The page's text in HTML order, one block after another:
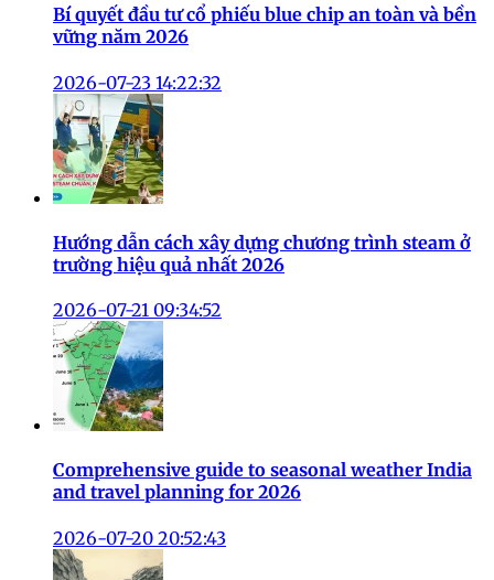
Bí quyết đầu tư cổ phiếu blue chip an toàn và bền
vững năm 2026
2026-07-23 14:22:32
Hướng dẫn cách xây dựng chương trình steam ở
trường hiệu quả nhất 2026
2026-07-21 09:34:52
Comprehensive guide to seasonal weather India
and travel planning for 2026
2026-07-20 20:52:43